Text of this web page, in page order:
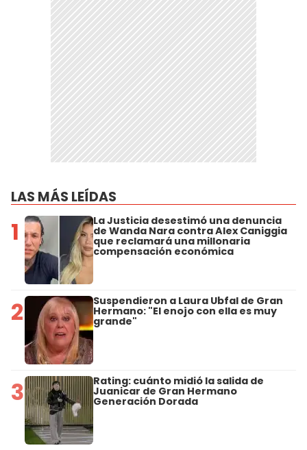
LAS MÁS LEÍDAS
1 La Justicia desestimó una denuncia
de Wanda Nara contra Alex Caniggia
que reclamará una millonaria
compensación económica
2 Suspendieron a Laura Ubfal de Gran
Hermano: "El enojo con ella es muy
grande"
3 Rating: cuánto midió la salida de
Juanicar de Gran Hermano
Generación Dorada